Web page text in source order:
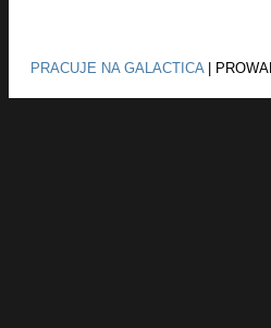
PRACUJE NA GALACTICA|